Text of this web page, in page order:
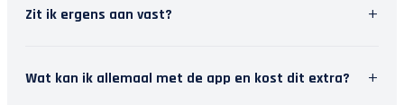
werk te automatiseren, besparen we tijd. Die tijd
Zit ik ergens aan vast? +
abonnement maandelijks opzeggen. Het stopt dan
Wat kan ik allemaal met de app en kost dit extra? +